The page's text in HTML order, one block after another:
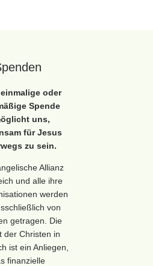
oder
Spende
uns,
für Jesus
zu sein.
Allianz
und alle ihre
werden
von
getragen. Die
der Christen in
ist ein Anliegen,
finanzielle